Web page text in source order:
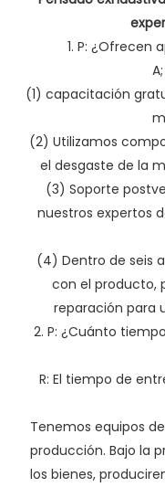
1. P: ¿Ofrecen
(1) capacitación
(2) Utilizamos
el desgaste de la
(3) Soporte
nuestros expertos
(4) Dentro de seis
con el producto,
reparación para
2. P: ¿Cuánto
R: El tiempo de
Tenemos equipos
producción. Bajo la
los bienes,